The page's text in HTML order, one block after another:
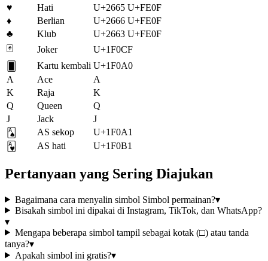
♥️
Hati
U+2665 U+FE0F
♦️
Berlian
U+2666 U+FE0F
♣️
Klub
U+2663 U+FE0F
🃏
Joker
U+1F0CF
Kartu kembali U+1F0A0
A
Ace
A
K
Raja
K
Q
Queen
Q
J
Jack
J
🂡
AS sekop
U+1F0A1
🂱
AS hati U+1F0B1
Pertanyaan yang Sering Diajukan
Bagaimana cara menyalin simbol Simbol permainan?▾
Bisakah simbol ini dipakai di Instagram, TikTok, dan WhatsApp?
▾
Mengapa beberapa simbol tampil sebagai kotak (□) atau tanda
tanya?▾
Apakah simbol ini gratis?▾